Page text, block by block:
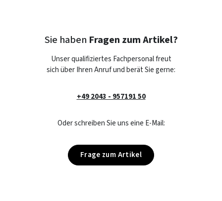
Sie haben Fragen zum Artikel?
Unser qualifiziertes Fachpersonal freut
sich über Ihren Anruf und berät Sie gerne:
+49 2043 - 957191 50
Oder schreiben Sie uns eine E-Mail:
Frage zum Artikel